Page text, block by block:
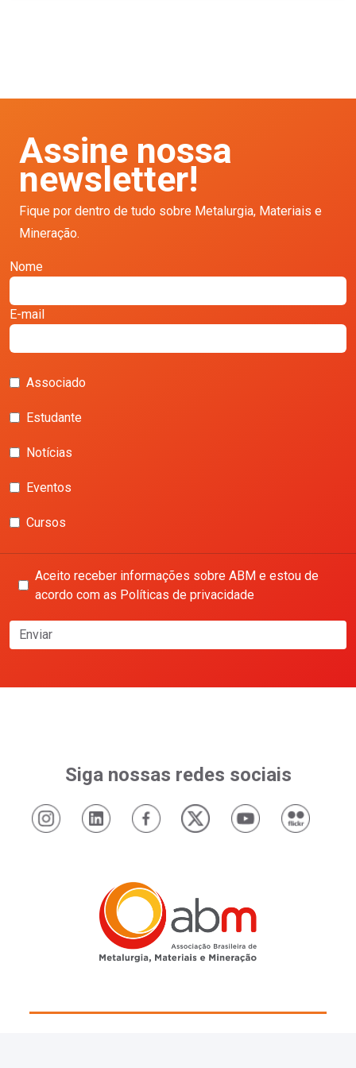
Assine nossa
newsletter!
Fique por dentro de tudo sobre Metalurgia, Materiais e
Mineração.
Nome
E-mail
Associado
Estudante
Notícias
Eventos
Cursos
Aceito receber informações sobre ABM e estou de
acordo com as Políticas de privacidade
Enviar
Siga nossas redes sociais